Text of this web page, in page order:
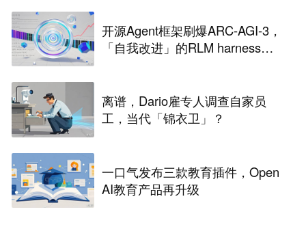
开源Agent框架刷爆ARC-AGI-3，
「自我改进」的RLM harness引
离谱，Dario雇专人调查自家员
工，当代「锦衣卫」？
一口气发布三款教育插件，Open
AI教育产品再升级